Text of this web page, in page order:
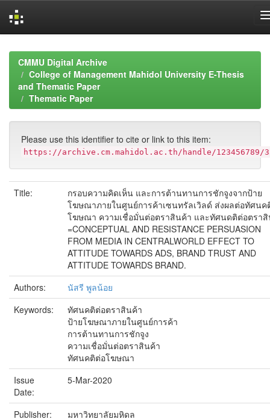
navigationCMMU Digital Archive
College of Management Mahidol University E-Thesis
and Thematic Paper
Thematic Paper
Please use this identifier to cite or link to this item:
https://archive.cm.mahidol.ac.th/handle/123456789/
Title:
กรอบความคิดเห็น และการต้านทานการชักจูงจากป้าย
โฆษณาภายในศูนย์การค้าเซนทรัลเวิลด์ ส่งผลต่อทัศนค
โฆษณา ความเชื่อมั่นต่อตราสินค้า และทัศนดติต่อตรา
=CONCEPTUAL AND RESISTANCE PERSUASION
FROM MEDIA IN CENTRALWORLD EFFECT TO
ATTITUDE TOWARDS ADS, BRAND TRUST AND
ATTITUDE TOWARDS BRAND.
Authors:
นัสรี พูลน้อย
Keywords:
ทัศนคติต่อตราสินค้า
ป้ายโฆษณาภายในศูนย์การค้า
การต้านทานการชักจูง
ความเชื่อมั่นต่อตราสินค้า
ทัศนคติต่อโฆษณา
Issue
Date:
5-Mar-2020
Publisher:
มหาวิทยาลัยมหิดล